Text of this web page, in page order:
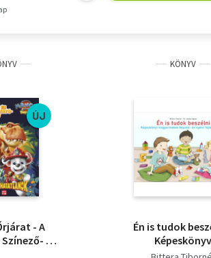
ÚJ
- A
és
KÖNYV
Én is tudok
Képeskönyv
kisgyermekek